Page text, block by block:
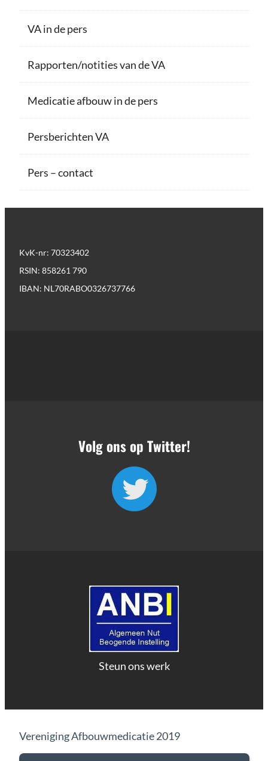
VA in de pers
Rapporten/notities van de VA
Medicatie afbouw in de pers
Persberichten VA
Pers – contact
KvK-nr: 70323402
RSIN: 858261 790
IBAN: NL70RABO0326737766
Volg ons op Twitter!
Steun ons werk
Vereniging Afbouwmedicatie 2019